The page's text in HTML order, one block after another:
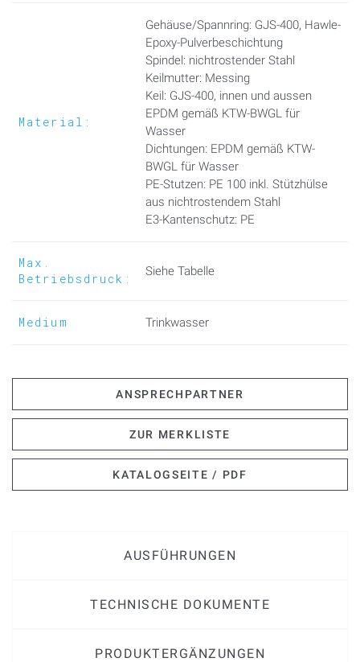
Material:
Gehäuse/Spannring: GJS-400, Hawle-
Epoxy-Pulverbeschichtung
Spindel: nichtrostender Stahl
Keilmutter: Messing
Keil: GJS-400, innen und aussen
EPDM gemäß KTW-BWGL für
Wasser
Dichtungen: EPDM gemäß KTW-
BWGL für Wasser
PE-Stutzen: PE 100 inkl. Stützhülse
aus nichtrostendem Stahl
E3-Kantenschutz: PE
Max.
Betriebsdruck:
Siehe Tabelle
Medium Trinkwasser
ANSPRECHPARTNER
ZUR MERKLISTE
KATALOGSEITE / PDF
AUSFÜHRUNGEN
TECHNISCHE DOKUMENTE
PRODUKTERGÄNZUNGEN